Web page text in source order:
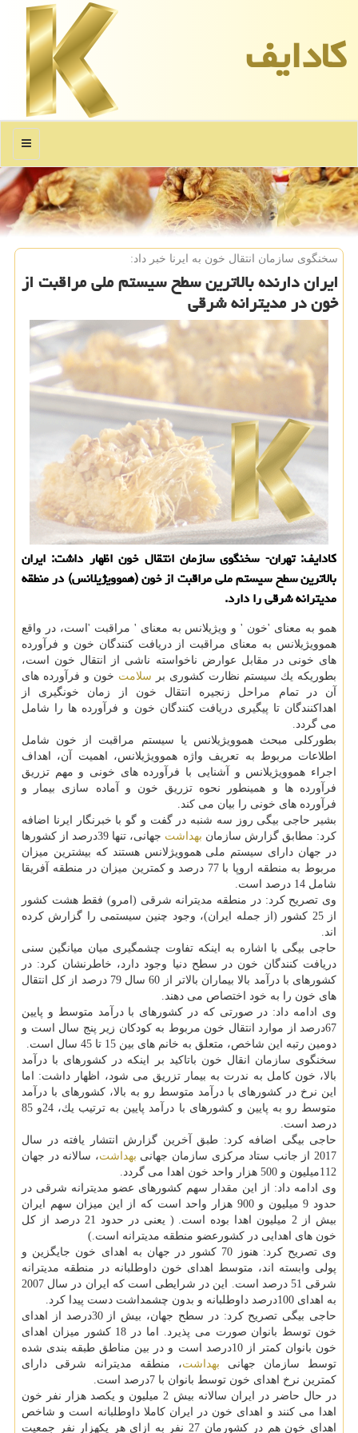
كادایف
منو
سخنگوی سازمان انتقال خون به ایرنا خبر داد:
ایران دارنده بالاترین سطح سیستم ملی مراقبت از
خون در مدیترانه شرقی
كادایف: تهران- سخنگوی سازمان انتقال خون اظهار داشت: ایران
بالاترین سطح سیستم ملی مراقبت از خون (هموویژیلانس) در منطقه
مدیترانه شرقی را دارد.
همو به معنای 'خون ' و ویژیلانس به معنای ' مراقبت 'است، در واقع
هموویژیلانس به معنای مراقبت از دریافت كنندگان خون و فرآورده
های خونی در مقابل عوارض ناخواسته ناشی از انتقال خون است،
بطوریكه یك سیستم نظارت كشوری بر سلامت خون و فرآورده های
آن در تمام مراحل زنجیره انتقال خون از زمان خونگیری از
اهداكنندگان تا پیگیری دریافت كنندگان خون و فرآورده ها را شامل
می گردد.
بطوركلی مبحث هموویژیلانس یا سیستم مراقبت از خون شامل
اطلاعات مربوط به تعریف واژه هموویژیلانس، اهمیت آن، اهداف
اجراء هموویژیلانس و آشنایی با فرآورده های خونی و مهم تزریق
فرآورده ها و همینطور نحوه تزریق خون و آماده سازی بیمار و
فرآورده های خونی را بیان می كند.
بشیر حاجی بیگی روز سه شنبه در گفت و گو با خبرنگار ایرنا اضافه
كرد: مطابق گزارش سازمان بهداشت
جهانی، تنها 39درصد از كشورها
در جهان دارای سیستم ملی هموویژلانس هستند كه بیشترین میزان
مربوط به منطقه اروپا با 77 درصد و كمترین میزان در منطقه آفریقا
شامل 14 درصد است.
وی تصریح كرد: در منطقه مدیترانه شرقی (امرو) فقط هشت كشور
از 25 كشور (از جمله ایران)، وجود چنین سیستمی را گزارش كرده
اند.
حاجی بیگی با اشاره به اینكه تفاوت چشمگیری میان میانگین سنی
دریافت كنندگان خون در سطح دنیا وجود دارد، خاطرنشان كرد: در
كشورهای با درآمد بالا بیماران بالاتر از 60 سال 79 درصد از كل انتقال
های خون را به خود اختصاص می دهند.
وی ادامه داد: در صورتی كه در كشورهای با درآمد متوسط و پایین
67درصد از موارد انتقال خون مربوط به كودكان زیر پنج سال است و
دومین رتبه این شاخص، متعلق به خانم های بین 15 تا 45 سال است.
سخنگوی سازمان انقال خون باتاكید بر اینكه در كشورهای با درآمد
بالا، خون كامل به ندرت به بیمار تزریق می شود، اظهار داشت: اما
این نرخ در كشورهای با درآمد متوسط رو به بالا، كشورهای با درآمد
متوسط رو به پایین و كشورهای با درآمد پایین به ترتیب یك، 24و 85
درصد است.
حاجی بیگی اضافه كرد: طبق آخرین گزارش انتشار یافته در سال
2017 از جانب ستاد مركزی سازمان جهانی
بهداشت، سالانه در جهان
112میلیون و 500 هزار واحد خون اهدا می گردد.
وی ادامه داد: از این مقدار سهم كشورهای عضو مدیترانه شرقی در
حدود 9 میلیون و 900 هزار واحد است كه از این میزان سهم ایران
بیش از 2 میلیون اهدا بوده است. ( یعنی در حدود 21 درصد از كل
خون های اهدایی در كشورعضو منطقه مدیترانه است.)
وی تصریح كرد: هنوز 70 كشور در جهان به اهدای خون جایگزین و
پولی وابسته اند، متوسط اهدای خون داوطلبانه در منطقه مدیترانه
شرقی 51 درصد است. این در شرایطی است كه ایران در سال 2007
به اهدای 100درصد داوطلبانه و بدون چشمداشت دست پیدا كرد.
حاجی بیگی تصریح كرد: در سطح جهان، بیش از 30درصد از اهدای
خون توسط بانوان صورت می پذیرد. اما در 18 كشور میزان اهدای
خون بانوان كمتر از 10درصد است و در بین مناطق طبقه بندی شده
توسط سازمان جهانی بهداشت، منطقه مدیترانه شرقی دارای
كمترین نرخ اهدای خون توسط بانوان با 7درصد است.
در حال حاضر در ایران سالانه بیش 2 میلیون و یكصد هزار نفر خون
اهدا می كنند و اهدای خون در ایران كاملا داوطلبانه است و شاخص
اهدای خون هم در كشورمان 27 نفر به ازای هر یكهزار نفر جمعیت